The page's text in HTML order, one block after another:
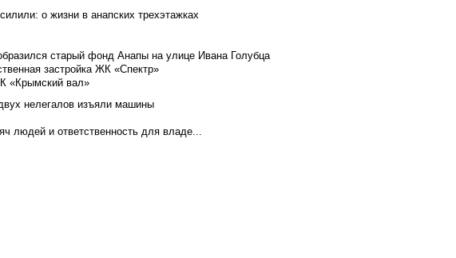
о жизни в анапских трехэтажках
старый фонд Анапы на улице Ивана Голубца
застройка ЖК «Спектр»
«Крымский вал»
нелегалов изъяли машины
людей и ответственность для владе...